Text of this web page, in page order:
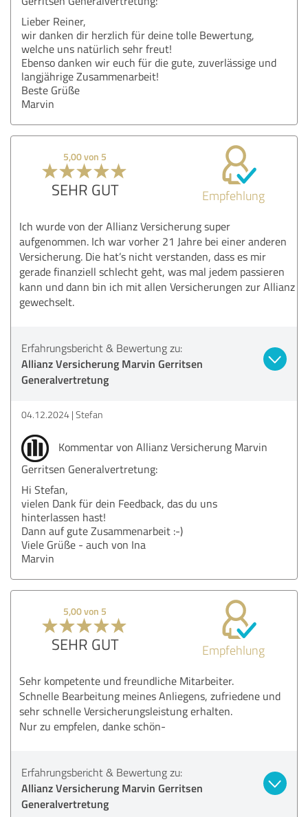
Lieber Reiner,
wir danken dir herzlich für deine tolle Bewertung,
welche uns natürlich sehr freut!
Ebenso danken wir euch für die gute, zuverlässige und
langjährige Zusammenarbeit!
Beste Grüße
Marvin
5,00 von 5
SEHR GUT Empfehlung
Ich wurde von der Allianz Versicherung super
aufgenommen. Ich war vorher 21 Jahre bei einer anderen
Versicherung. Die hat’s nicht verstanden, dass es mir
gerade finanziell schlecht geht, was mal jedem passieren
kann und dann bin ich mit allen Versicherungen zur Allianz
gewechselt.
Erfahrungsbericht & Bewertung zu:
Allianz Versicherung Marvin Gerritsen
Generalvertretung
04.12.2024 Stefan
Kommentar von Allianz Versicherung Marvin
Gerritsen Generalvertretung:
Hi Stefan,
vielen Dank für dein Feedback, das du uns
hinterlassen hast!
Dann auf gute Zusammenarbeit :-)
Viele Grüße - auch von Ina
Marvin
5,00 von 5
SEHR GUT Empfehlung
Sehr kompetente und freundliche Mitarbeiter.
Schnelle Bearbeitung meines Anliegens, zufriedene und
sehr schnelle Versicherungsleistung erhalten.
Nur zu empfelen, danke schön-
Erfahrungsbericht & Bewertung zu:
Allianz Versicherung Marvin Gerritsen
Generalvertretung